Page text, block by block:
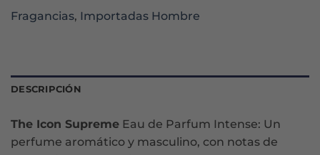
Fragancias, Importadas Hombre
DESCRIPCIÓN
The Icon Supreme Eau de Parfum Intense: Un
perfume aromático y masculino, con notas de